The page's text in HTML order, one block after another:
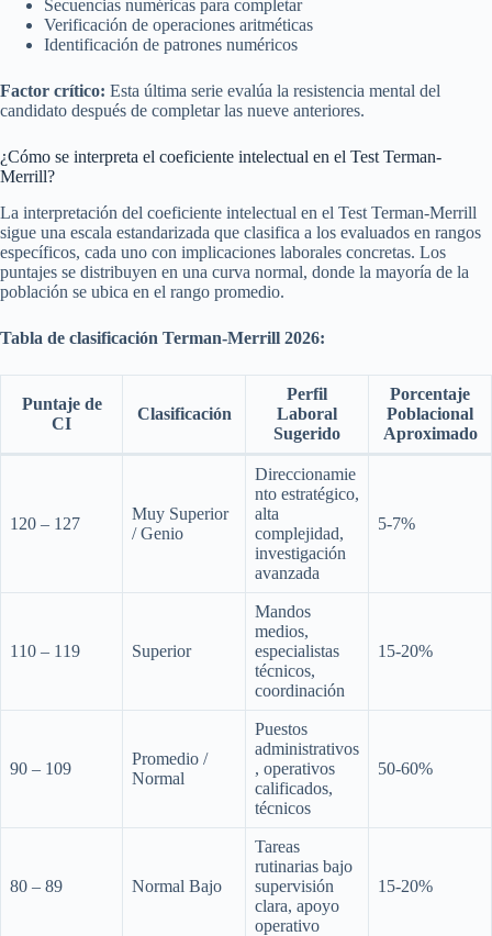
Secuencias numéricas para completar
Verificación de operaciones aritméticas
Identificación de patrones numéricos
Factor crítico: Esta última serie evalúa la resistencia mental del
candidato después de completar las nueve anteriores.
¿Cómo se interpreta el coeficiente intelectual en el Test Terman-
Merrill?
La interpretación del coeficiente intelectual en el Test Terman-Merrill
sigue una escala estandarizada que clasifica a los evaluados en rangos
específicos, cada uno con implicaciones laborales concretas. Los
puntajes se distribuyen en una curva normal, donde la mayoría de la
población se ubica en el rango promedio.
Tabla de clasificación Terman-Merrill 2026:
Puntaje de
CI
Clasificación
Perfil
Laboral
Sugerido
Porcentaje
Poblacional
Aproximado
120 – 127
Muy Superior
/ Genio
Direccionamie
nto estratégico,
alta
complejidad,
investigación
avanzada
5-7%
110 – 119 Superior
Mandos
medios,
especialistas
técnicos,
coordinación
15-20%
90 – 109
Promedio /
Normal
Puestos
administrativos
, operativos
calificados,
técnicos
50-60%
80 – 89 Normal Bajo
Tareas
rutinarias bajo
supervisión
clara, apoyo
operativo
15-20%